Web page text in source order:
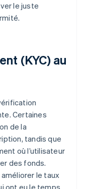
le juste
(KYC) au
Certaines
de la
tandis que
où l’utilisateur
des fonds.
le taux